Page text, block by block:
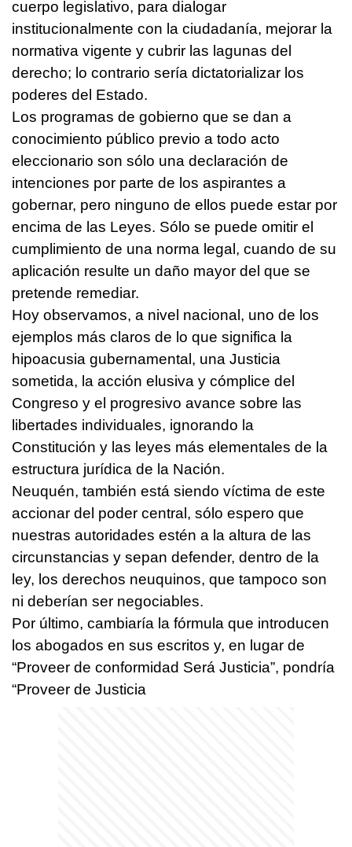
cuerpo legislativo, para dialogar
institucionalmente con la ciudadanía, mejorar la
normativa vigente y cubrir las lagunas del
derecho; lo contrario sería dictatorializar los
poderes del Estado.
Los programas de gobierno que se dan a
conocimiento público previo a todo acto
eleccionario son sólo una declaración de
intenciones por parte de los aspirantes a
gobernar, pero ninguno de ellos puede estar por
encima de las Leyes. Sólo se puede omitir el
cumplimiento de una norma legal, cuando de su
aplicación resulte un daño mayor del que se
pretende remediar.
Hoy observamos, a nivel nacional, uno de los
ejemplos más claros de lo que significa la
hipoacusia gubernamental, una Justicia
sometida, la acción elusiva y cómplice del
Congreso y el progresivo avance sobre las
libertades individuales, ignorando la
Constitución y las leyes más elementales de la
estructura jurídica de la Nación.
Neuquén, también está siendo víctima de este
accionar del poder central, sólo espero que
nuestras autoridades estén a la altura de las
circunstancias y sepan defender, dentro de la
ley, los derechos neuquinos, que tampoco son
ni deberían ser negociables.
Por último, cambiaría la fórmula que introducen
los abogados en sus escritos y, en lugar de
“Proveer de conformidad Será Justicia”, pondría
“Proveer de Justicia